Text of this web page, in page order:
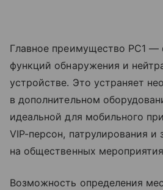
Главное преимущество PC1 —
функций обнаружения и
устройстве. Это устраняет
в дополнительном
идеальной для мобильного
VIP-персон, патрулирования
на общественных
Возможность определения